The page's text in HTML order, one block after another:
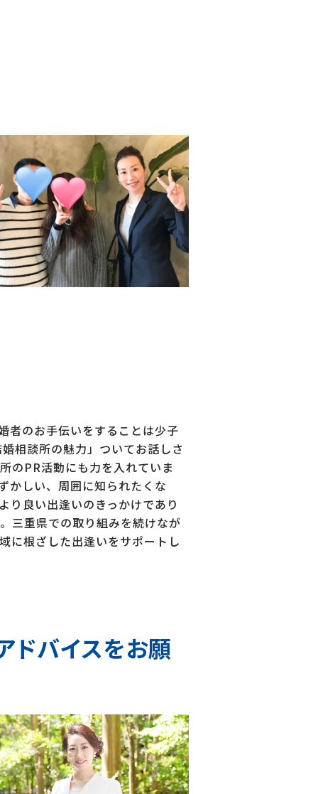
者のお手伝いをすることは少子
相談所の魅力」ついてお話しさ
のPR活動にも力を入れていま
かしい、周囲に知られたくな
り良い出逢いのきっかけであり
三重県での取り組みを続けなが
に根ざした出逢いをサポートし
ドバイスをお願